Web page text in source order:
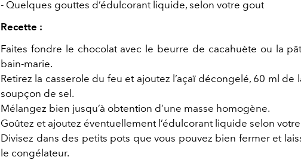
- Quelques gouttes d’édulcorant liquide, selon votre gout
Recette :
Faites fondre le chocolat avec le beurre de cacahuète ou la
bain-marie.
Retirez la casserole du feu et ajoutez l’açaï décongelé, 60 ml de
soupçon de sel.
Mélangez bien jusqu’à obtention d’une masse homogène.
Goûtez et ajoutez éventuellement l’édulcorant liquide selon
Divisez dans des petits pots que vous pouvez bien fermer et
le congélateur.